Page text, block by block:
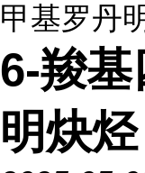
甲基罗丹
6-羧
明炔烃